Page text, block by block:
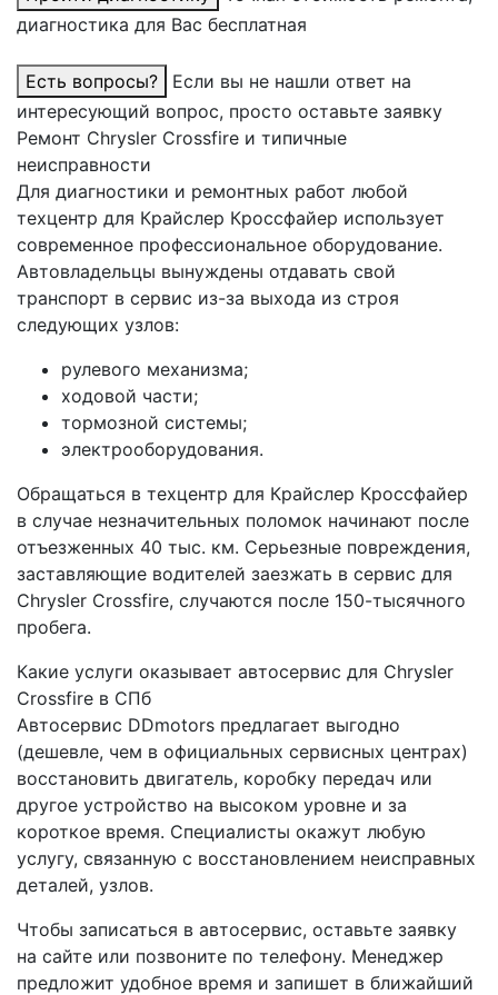
диагностика для Вас бесплатная
Есть вопросы?
Если вы не нашли ответ на
интересующий вопрос, просто оставьте заявку
Ремонт Chrysler Crossfire и типичные
неисправности
Для диагностики и ремонтных работ любой
техцентр для Крайслер Кроссфайер использует
современное профессиональное оборудование.
Автовладельцы вынуждены отдавать свой
транспорт в сервис из-за выхода из строя
следующих узлов:
рулевого механизма;
ходовой части;
тормозной системы;
электрооборудования.
Обращаться в техцентр для Крайслер Кроссфайер
в случае незначительных поломок начинают после
отъезженных 40 тыс. км. Серьезные повреждения,
заставляющие водителей заезжать в сервис для
Chrysler Crossfire, случаются после 150-тысячного
пробега.
Какие услуги оказывает автосервис для Chrysler
Crossfire в СПб
Автосервис DDmotors предлагает выгодно
(дешевле, чем в официальных сервисных центрах)
восстановить двигатель, коробку передач или
другое устройство на высоком уровне и за
короткое время. Специалисты окажут любую
услугу, связанную с восстановлением неисправных
деталей, узлов.
Чтобы записаться в автосервис, оставьте заявку
на сайте или позвоните по телефону. Менеджер
предложит удобное время и запишет в ближайший